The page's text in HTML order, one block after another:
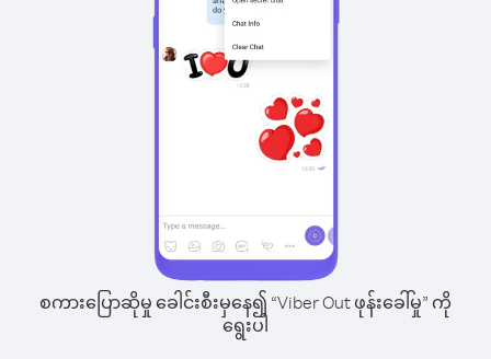
စကားပြောဆိုမှု ခေါင်းစီးမှနေ၍ “Viber Out ဖုန်းခေါ်မှု” ကို
ရွေးပါ